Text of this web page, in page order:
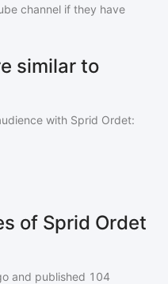
channel if they have
similar to
with Sprid Ordet:
of Sprid Ordet
and published 104